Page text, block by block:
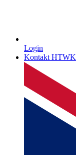
Login
Kontakt HTWK